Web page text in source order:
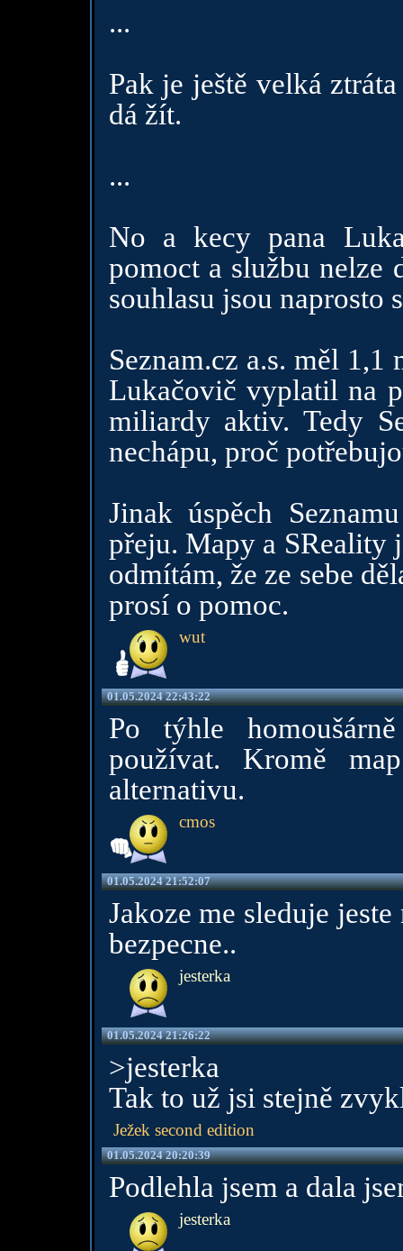
...
Pak je ještě velká
dá žít.
...
No a kecy pana
pomoct a službu nelze
souhlasu jsou naprosto
Seznam.cz a.s. měl
Lukačovič vyplatil na
miliardy aktiv. Tedy
nechápu, proč
Jinak úspěch
přeju. Mapy a SReality
odmítám, že ze sebe
prosí o pomoc.
wut
01.05.2024 22:43:22
Po týhle
používat. Kromě
alternativu.
cmos
01.05.2024 21:52:07
Jakoze me sleduje
bezpecne..
jesterka
01.05.2024 21:26:22
>jesterka
Tak to už jsi stejně
Ježek second edition
01.05.2024 20:20:39
Podlehla jsem a dala
jesterka